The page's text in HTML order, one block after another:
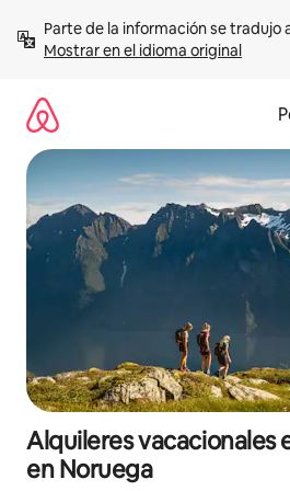
contenidoMostrar en el idioma original
Alquileres vacacionales
en Noruega